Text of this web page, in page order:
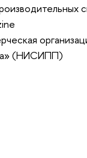
(НИСИПП)